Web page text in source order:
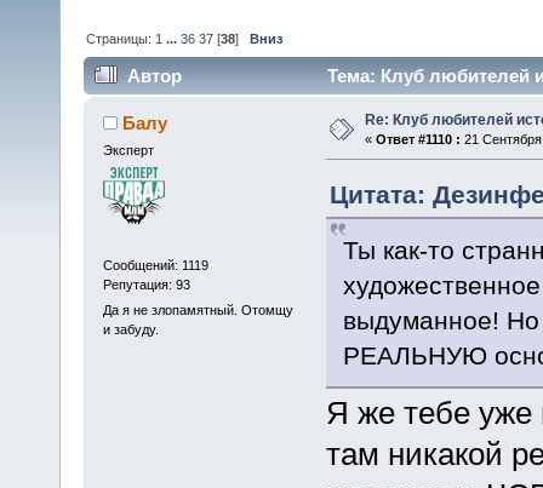
Страницы: 1 ...36 37 [38]Вниз
Автор Тема: Клуб любителей
Балу
Эксперт
Сообщений: 1119
Репутация: 93
Да я не злопамятный. Отомщу
и забуду.
Re: Клуб любителей
« Ответ #1110 : 21
Цитата:
Ты как-то
выдуманное! Но
РЕАЛЬНУЮ
Я же тебе уже
там никакой